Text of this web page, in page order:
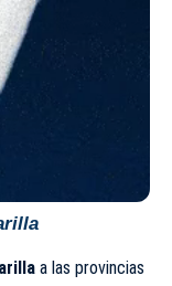
a las provincias